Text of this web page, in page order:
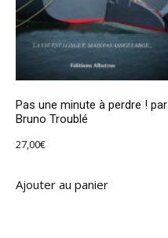
Pas une minute à perdre ! par
Bruno Troublé
27,00€
Ajouter au panier